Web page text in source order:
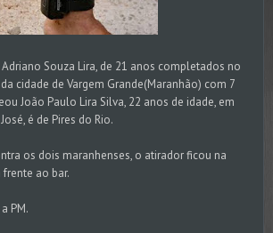
Souza Lira, de 21 anos completados no
cidade de Vargem Grande(Maranhão) com 7
João Paulo Lira Silva, 22 anos de idade, em
é de Pires do Rio.
os dois maranhenses, o atirador ficou na
frente ao bar.
PM.